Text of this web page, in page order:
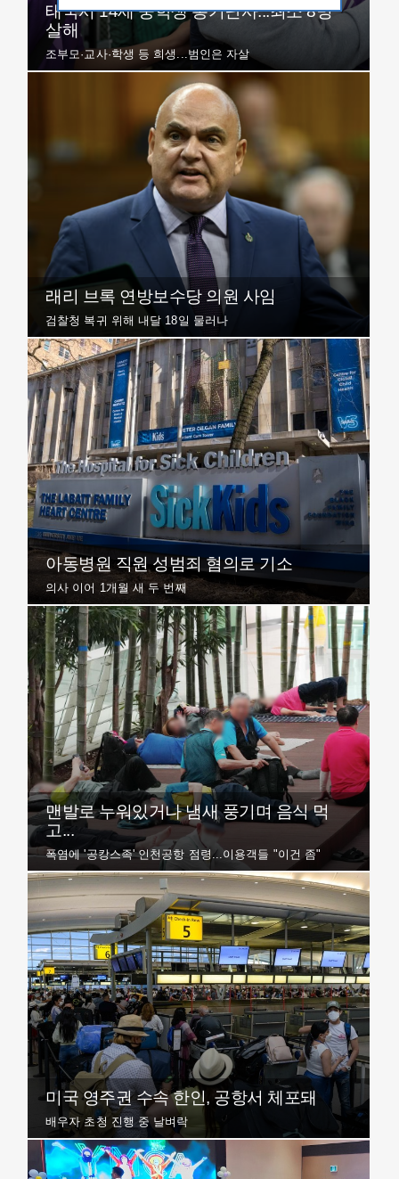
태국서 14세 중학생 총기난사...최소 8명
살해
조부모·교사·학생 등 희생...범인은 자살
래리 브록 연방보수당 의원 사임
검찰청 복귀 위해 내달 18일 물러나
아동병원 직원 성범죄 혐의로 기소
의사 이어 1개월 새 두 번째
맨발로 누워있거나 냄새 풍기며 음식 먹
고...
폭염에 '공캉스족' 인천공항 점령...이용객들 "이건 좀"
미국 영주권 수속 한인, 공항서 체포돼
배우자 초청 진행 중 날벼락